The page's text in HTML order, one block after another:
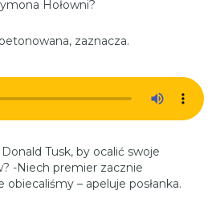
Hołowni?
zaznacza.
Tusk, by ocalić swoje
-Niech premier zacznie
– apeluje posłanka.